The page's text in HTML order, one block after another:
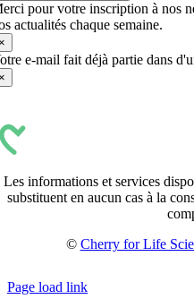
pour votre inscription à nos
actualités chaque semaine.
e-mail fait déjà partie dans
Les informations et services
substituent en aucun cas à la
© Cherry for Life
Page load link